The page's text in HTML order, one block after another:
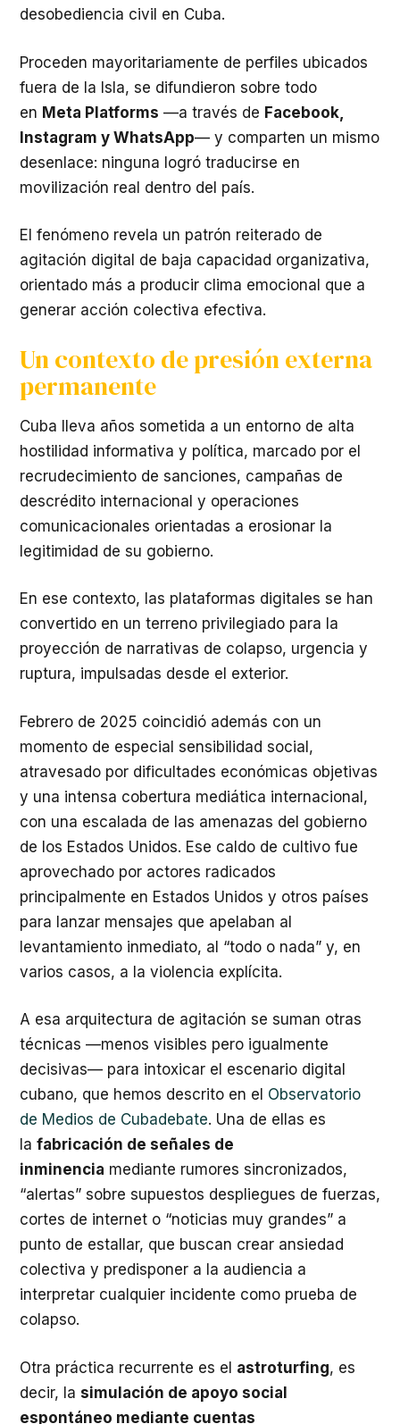
desobediencia civil en Cuba.
Proceden mayoritariamente de perfiles ubicados
fuera de la Isla, se difundieron sobre todo
en Meta Platforms —a través de Facebook,
Instagram y WhatsApp— y comparten un mismo
desenlace: ninguna logró traducirse en
movilización real dentro del país.
El fenómeno revela un patrón reiterado de
agitación digital de baja capacidad organizativa,
orientado más a producir clima emocional que a
generar acción colectiva efectiva.
Un contexto de presión externa
permanente
Cuba lleva años sometida a un entorno de alta
hostilidad informativa y política, marcado por el
recrudecimiento de sanciones, campañas de
descrédito internacional y operaciones
comunicacionales orientadas a erosionar la
legitimidad de su gobierno.
En ese contexto, las plataformas digitales se han
convertido en un terreno privilegiado para la
proyección de narrativas de colapso, urgencia y
ruptura, impulsadas desde el exterior.
Febrero de 2025 coincidió además con un
momento de especial sensibilidad social,
atravesado por dificultades económicas objetivas
y una intensa cobertura mediática internacional,
con una escalada de las amenazas del gobierno
de los Estados Unidos. Ese caldo de cultivo fue
aprovechado por actores radicados
principalmente en Estados Unidos y otros países
para lanzar mensajes que apelaban al
levantamiento inmediato, al “todo o nada” y, en
varios casos, a la violencia explícita.
A esa arquitectura de agitación se suman otras
técnicas —menos visibles pero igualmente
decisivas— para intoxicar el escenario digital
cubano, que hemos descrito en el Observatorio
de Medios de Cubadebate. Una de ellas es
la fabricación de señales de
inminencia mediante rumores sincronizados,
“alertas” sobre supuestos despliegues de fuerzas,
cortes de internet o “noticias muy grandes” a
punto de estallar, que buscan crear ansiedad
colectiva y predisponer a la audiencia a
interpretar cualquier incidente como prueba de
colapso.
Otra práctica recurrente es el astroturfing, es
decir, la simulación de apoyo social
espontáneo mediante cuentas